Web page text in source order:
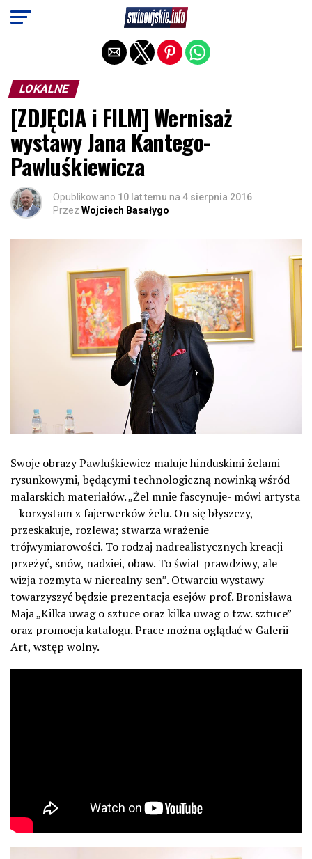
LOKALNE
[ZDJĘCIA i FILM] Wernisaż
wystawy Jana Kantego-
Pawluśkiewicza
Opublikowano 10 lat temu na 4 sierpnia 2016
Przez Wojciech Basałygo
Swoje obrazy Pawluśkiewicz maluje hinduskimi żelami
rysunkowymi, będącymi technologiczną nowinką wśród
malarskich materiałów. „Żel mnie fascynuje- mówi artysta
– korzystam z fajerwerków żelu. On się błyszczy,
przeskakuje, rozlewa; stwarza wrażenie
trójwymiarowości. To rodzaj nadrealistycznych kreacji
przeżyć, snów, nadziei, obaw. To świat prawdziwy, ale
wizja rozmyta w nierealny sen”. Otwarciu wystawy
towarzyszyć będzie prezentacja esejów prof. Bronisława
Maja „Kilka uwag o sztuce oraz kilka uwag o tzw. sztuce”
oraz promocja katalogu. Prace można oglądać w Galerii
Art, wstęp wolny.
Exit mobile version